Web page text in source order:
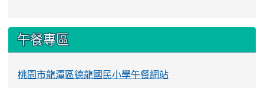
午餐專區
桃園市龍潭區德龍國民小學午餐網站